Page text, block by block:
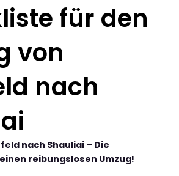
für den
von
nach
nach Shauliai – Die
reibungslosen Umzug!